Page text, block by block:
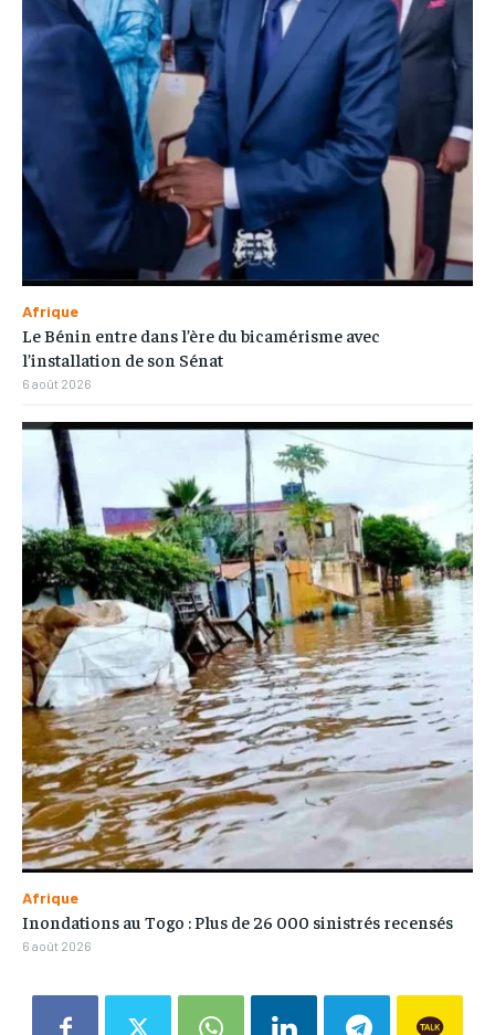
Afrique
Le Bénin entre dans l’ère du bicamérisme avec
l’installation de son Sénat
6 août 2026
Afrique
Inondations au Togo : Plus de 26 000 sinistrés recensés
6 août 2026